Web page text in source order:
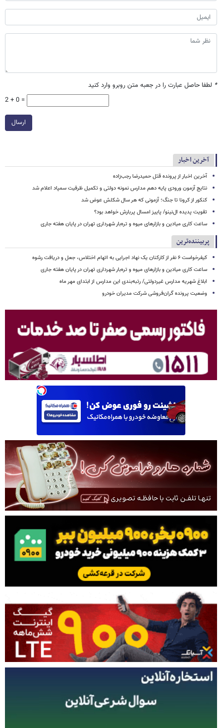
* لطفا حاصل عبارت را در جعبه متن روبرو وارد کنید
2 + 0 =
ارسال
آخرین اخبار
آخرین اخبار از پرونده قتل حمیدرضا رجب‌زاده
نتایج آزمون ورودی پایه دهم مدارس نمونه دولتی و تکمیل ظرفیت سمپاد اعلام شد
کنکور از کرونا تا جنگ؛ آزمونی که هر سال شکلش عوض شد
تقویت پدیده ال‌نینو/ پاییز امسال پربارش خواهد بود؟
ساعت کاری میادین و بازارهای میوه و تره‌بار شهرداری تهران در پایان هفته جاری
پربیننده‌ترین
کیفرخواست ۶ نفر از کارکنان یک نهاد اجرایی به اتهام اختلاس، جعل و دریافت رشوه
ساعت کاری میادین و بازارهای میوه و تره‌بار شهرداری تهران در پایان هفته جاری
ابلاغ شهریه مدارس غیردولتی/ رتبه‌بندی این مدارس از ابتدای مهر ماه
وضعیت پرونده گران‌فروشی شرکت مدیران خودرو